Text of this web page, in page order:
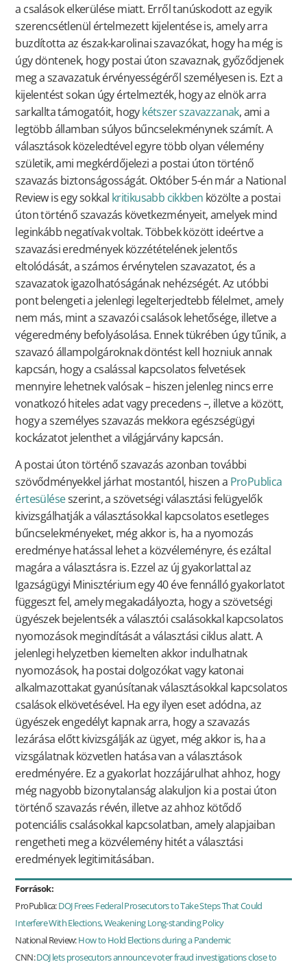
a csalások elkerülése miatt. Erről tanúskodott az egyik
szerencsétlenül értelmezett kijelentése is, amely arra
buzdította az észak-karolinai szavazókat, hogy ha még is
úgy döntenek, hogy postai úton szavaznak, győződjenek
meg a szavazatuk érvényességéről személyesen is. Ezt a
kijelentést sokan úgy értelmezték, hogy az elnök arra
sarkallta támogatóit, hogykétszer szavazzanak, ami a
legtöbb államban súlyos bűncselekménynek számít. A
választások közeledtével egyre több olyan vélemény
születik, ami megkérdőjelezi a postai úton történő
szavazás biztonságosságát. Október 5-én már a National
Review is egy sokkal kritikusabb cikkben közölte a postai
úton történő szavazás következményeit, amelyek mind
leginkább negatívak voltak. Többek között ideértve a
szavazási eredmények közzétételének jelentős
eltolódását, a számos érvénytelen szavazatot, és a
szavazatok igazolhatóságának nehézségét. Az utóbbi
pont belengeti a jelenlegi legelterjedtebb félelmet, amely
nem más, mint a szavazói csalások lehetősége, illetve a
végeredmény befolyásolása. Ennek tükrében úgy tűnik, a
szavazó állampolgároknak döntést kell hozniuk annak
kapcsán, hogy a csalással kapcsolatos felvetések
mennyire lehetnek valósak – hiszen jelenleg nincs erre
vonatkozó hiteles adat vagy precedens –, illetve a között,
hogy a személyes szavazás mekkora egészségügyi
kockázatot jelenthet a világjárvány kapcsán.
A postai úton történő szavazás azonban további
szövődményekkel járhat mostantól, hiszen a ProPublica
értesüléseszerint, a szövetségi választási felügyelők
kivizsgálhatják a választásokkal kapcsolatos esetleges
bűncselekményeket, még akkor is, ha a nyomozás
eredménye hatással lehet a közvéleményre, és ezáltal
magára a választásra is. Ezzel az új gyakorlattal az
Igazságügyi Minisztérium egy 40 éve fennálló gyakorlatot
függeszt fel, amely megakadályozta, hogy a szövetségi
ügyészek bejelentsék a választói csalásokkal kapcsolatos
nyomozások megindítását a választási ciklus alatt. A
jelenlegi helyzetben kiemelten akkor indulhatnak
nyomozások, ha postai dolgozókat vagy katonai
alkalmazottakat gyanúsítanak választásokkal kapcsolatos
csalások elkövetésével. Ha egy ilyen eset adódna, az
ügyészek engedélyt kapnak arra, hogy a szavazás
lezárása előtt kivizsgálják az ügyet, még akkor is, ha a
vizsgálatnak közvetlen hatása van a választások
eredményére. Ez a gyakorlat hozzájárulhat ahhoz, hogy
még nagyobb bizonytalanság alakuljon ki a postai úton
történő szavazás révén, illetve az ahhoz kötődő
potenciális csalásokkal kapcsolatban, amely alapjaiban
rengetheti meg a közvélemény hitét a választási
eredmények legitimitásában.
Források:
ProPublica:DOJ Frees Federal Prosecutors to Take Steps That Could
Interfere With Elections, Weakening Long-standing Policy
National Review:How to Hold Elections during a Pandemic
CNN:DOJ lets prosecutors announce voter fraud investigations close to